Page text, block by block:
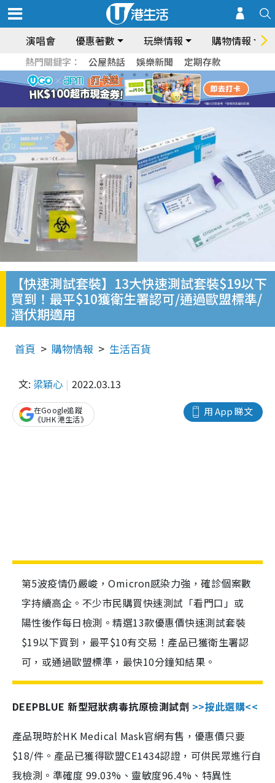
演唱會 優惠著數 玩樂情報 購物情報
熱門關鍵字： 公屋熱話 娛樂新聞 定期存款
【快速測試套裝】13大快速測試套裝$19以下
買到！最平$10獲衛生署認可/通過歐盟標準/
潛伏期適用
首頁 購物情報 生活百貨
文: 梁穎心 2022.03.13
用 App 睇文
在Google追蹤
《UHK 港生活》
第5波疫情仍嚴峻，Omicron感染力強，確診個案數
字持續高企。不少市民購買快速測試「看門口」或
陽性後作每日檢測。精選13款優惠價快速測試套裝
$19以下買到，最平$10有交易！產品已獲衛生署認
可，或通過歐盟標準，最快10分鐘知結果。
DEEPBLUE 新型冠狀病毒抗原檢測試劑 >>按此選購<<
產品現時於HK Medical Mask官網有售，優惠價只要
$18/件。產品已獲得歐盟CE1434認證，可供民眾進行自
我檢測。準確度 99.03%、靈敏度96.4%、特異性